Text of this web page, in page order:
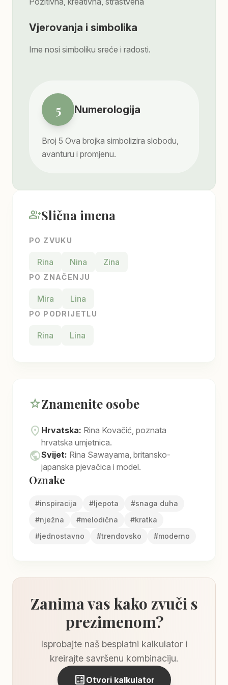
Vjerovanja i simbolika
Ime nosi simboliku sreće i radosti.
5 Numerologija
Broj 5 Ova brojka simbolizira slobodu,
avanturu i promjenu.
group_addSlična imena
PO ZVUKU
Rina Nina Zina
PO ZNAČENJU
Mira Lina
PO PODRIJETLU
Rina Lina
starZnamenite osobe
location_on Hrvatska: Rina Kovačić, poznata
hrvatska umjetnica.
publicSvijet: Rina Sawayama, britansko-
japanska pjevačica i model.
Oznake
#inspiracija #ljepota #snaga duha
#nježna #melodična #kratka
#jednostavno #trendovsko #moderno
Zanima vas kako zvuči s
prezimenom?
Isprobajte naš besplatni kalkulator i
kreirajte savršenu kombinaciju.
calculate Otvori kalkulator